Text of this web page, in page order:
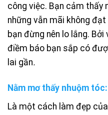
công việc. Bạn cảm thấy
những vẫn mãi không
bạn đừng nên lo lắng.
điềm báo bạn sắp có
lai gần.
Nằm mơ thấy nhuộm tóc:
Là một cách làm đẹp